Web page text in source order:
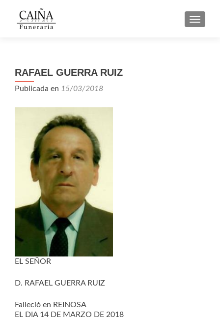
RAFAEL GUERRA RUIZ
Publicada en 15/03/2018
EL SEÑOR
D. RAFAEL GUERRA RUIZ
Falleció en REINOSA
EL DIA 14 DE MARZO DE 2018